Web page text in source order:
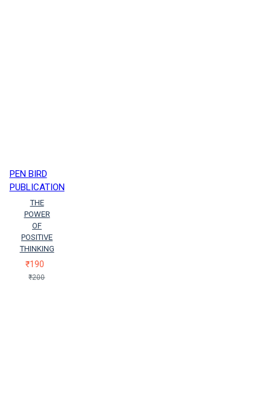
PEN BIRD
PUBLICATION
THE
POWER
OF
POSITIVE
THINKING
₹190
₹200